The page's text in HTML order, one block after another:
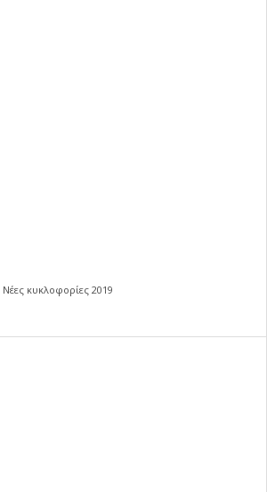
Νέες κυκλοφορίες 2019